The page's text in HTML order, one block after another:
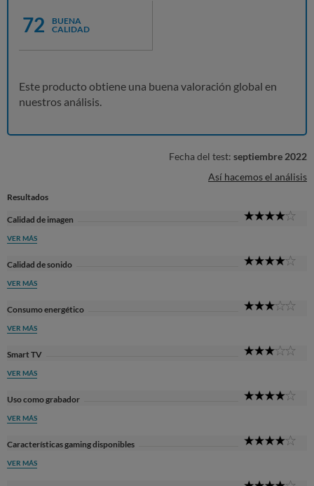
72
BUENA
CALIDAD
Este producto obtiene una buena valoración global en
nuestros análisis.
Fecha del test: septiembre 2022
Así hacemos el análisis
Resultados
Calidad de imagen
VER MÁS
Calidad de sonido
VER MÁS
Consumo energético
VER MÁS
Smart TV
VER MÁS
Uso como grabador
VER MÁS
Características gaming disponibles
VER MÁS